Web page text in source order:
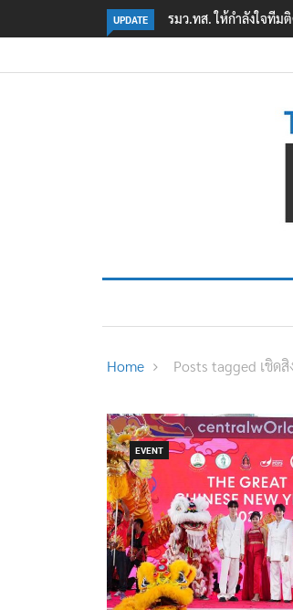
UPDATE
โคร่งทำร้ายเจ้าหน้าที่เขตฯห้วยขาแข้ง‘ภาคประชาสังค
ต้อนรับอาชญาก
Home Posts tagged เชิดสิ
EVENT